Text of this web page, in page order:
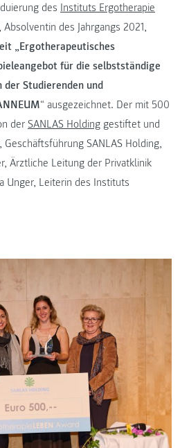
des Instituts Ergotherapie
, Absolventin des Jahrgangs 2021,
„Ergotherapeutisches
für die selbstständige
Studierenden und
“ ausgezeichnet. Der mit 500
der SANLAS Holding gestiftet und
SANLAS Holding,
Ärztliche Leitung der Privatklinik
Unger, Leiterin des Instituts